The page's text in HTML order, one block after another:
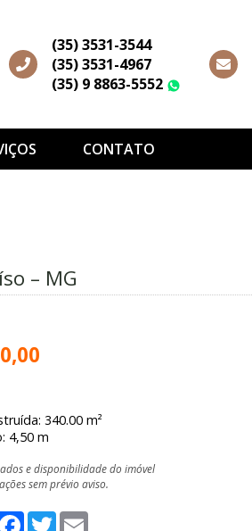
(35) 3531-3544
(35) 3531-4967
(35) 9 8863-5552
CONTATO
– MG
340.00 m²
4,50 m
e disponibilidade do imóvel
sem prévio aviso.
Facebook
Twitter